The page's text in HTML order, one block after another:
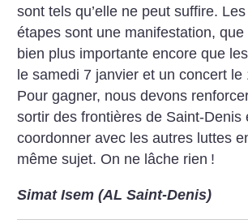
sont tels qu’elle ne peut suffire.
étapes sont une manifestation,
bien plus importante encore que
le samedi 7 janvier et un concert le
Pour gagner, nous devons
sortir des frontières de Saint-Denis
coordonner avec les autres luttes
même sujet. On ne lâche rien !
Simat Isem (AL Saint-Denis)